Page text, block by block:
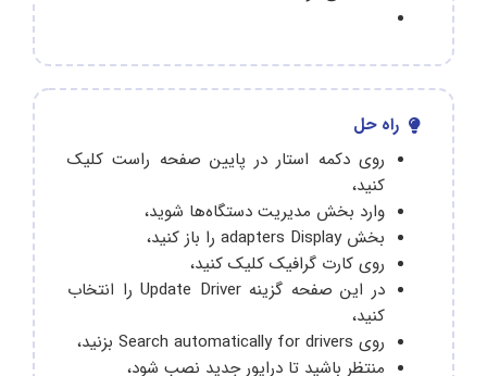
راه حل
روی دکمه استار در پایین صفحه راست کلیک
کنید،
وارد بخش مدیریت دستگاه‌ها شوید،
بخش adapters Display را باز کنید،
روی کارت گرافیک کلیک کنید،
در این صفحه گزینه Update Driver را انتخاب
کنید،
روی Search automatically for drivers بزنید،
منتظر باشید تا درایور جدید نصب شود،